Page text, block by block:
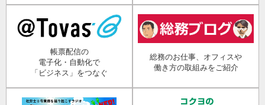
帳票配信の
電子化・自動化で
「ビジネス」をつなぐ
総務のお仕事、オフィスや
働き方の取組みをご紹介